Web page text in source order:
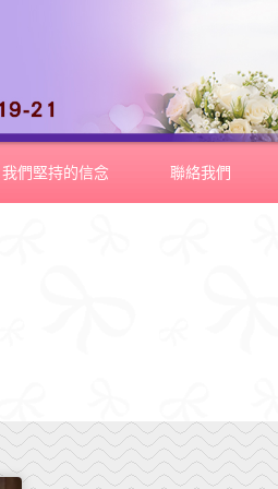
我們堅持的信念 聯絡我們